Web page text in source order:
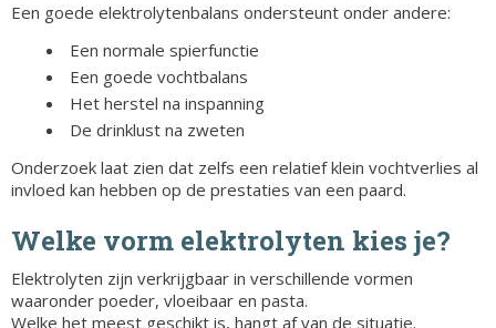
Een goede elektrolytenbalans ondersteunt onder andere:
Een normale spierfunctie
Een goede vochtbalans
Het herstel na inspanning
De drinklust na zweten
Onderzoek laat zien dat zelfs een relatief klein vochtverlies al
invloed kan hebben op de prestaties van een paard.
Welke vorm elektrolyten kies je?
Elektrolyten zijn verkrijgbaar in verschillende vormen
waaronder poeder, vloeibaar en pasta.
Welke het meest geschikt is, hangt af van de situatie.